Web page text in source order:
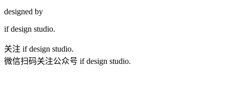
designed by
if design studio.
关注 if design studio.
微信扫码关注公众号 if design studio.